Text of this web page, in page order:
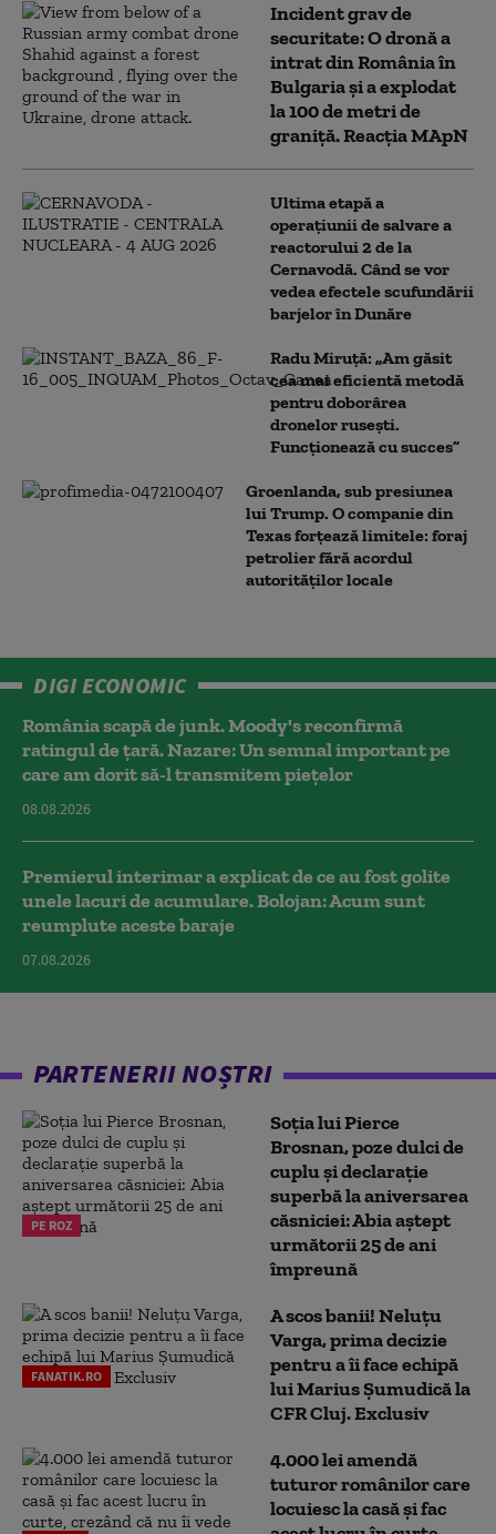
Incident grav de
securitate: O dronă a
intrat din România în
Bulgaria şi a explodat
la 100 de metri de
graniţă. Reacția MApN
Ultima etapă a
operațiunii de salvare a
reactorului 2 de la
Cernavodă. Când se vor
vedea efectele scufundării
barjelor în Dunăre
Radu Miruță: „Am găsit
cea mai eficientă metodă
pentru doborârea
dronelor rusești.
Funcționează cu succes”
Groenlanda, sub presiunea
lui Trump. O companie din
Texas forțează limitele: foraj
petrolier fără acordul
autorităților locale
DIGI ECONOMIC
România scapă de junk. Moody's reconfirmă
ratingul de țară. Nazare: Un semnal important pe
care am dorit să-l transmitem piețelor
08.08.2026
Premierul interimar a explicat de ce au fost golite
unele lacuri de acumulare. Bolojan: Acum sunt
reumplute aceste baraje
07.08.2026
PARTENERII NOȘTRI
PE ROZ
Soția lui Pierce
Brosnan, poze dulci de
cuplu și declarație
superbă la aniversarea
căsniciei: Abia aștept
următorii 25 de ani
împreună
FANATIK.RO
A scos banii! Neluțu
Varga, prima decizie
pentru a îi face echipă
lui Marius Șumudică la
CFR Cluj. Exclusiv
4.000 lei amendă
tuturor românilor care
locuiesc la casă și fac